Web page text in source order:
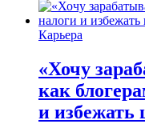
Карьера
«Хочу
как
и избежать